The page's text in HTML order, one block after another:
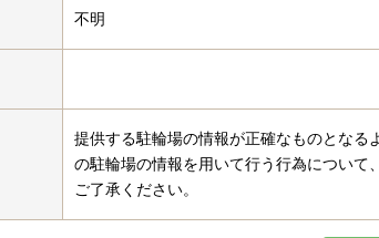
不明
提供する駐輪場の情報が正確なものとなる
の駐輪場の情報を用いて行う行為について
ご了承ください。